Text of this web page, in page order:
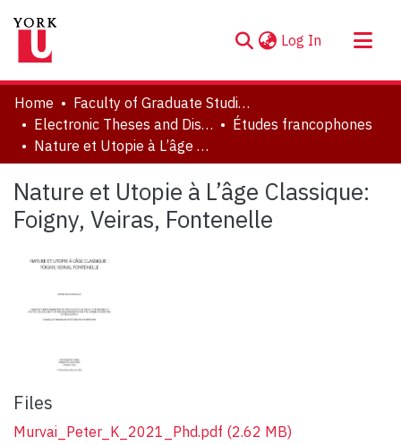
Log In (current)
About
Communities & Collections
Browse YorkSpace
Statistics
Home
Faculty of Graduate Studies
Electronic Theses and Dissertations (ETDs)
Études francophones
Nature et Utopie à L’âge Classique: Foigny, Veiras, Fontenelle
Nature et Utopie à L’âge Classique:
Foigny, Veiras, Fontenelle
Files
Murvai_Peter_K_2021_Phd.pdf (2.62 MB)